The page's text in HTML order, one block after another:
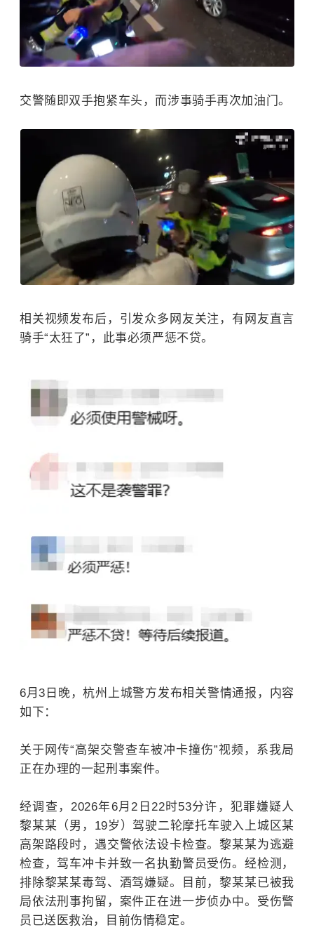
交警随即双手抱紧车头，而涉事骑手再次加油门。
相关视频发布后，引发众多网友关注，有网友直言
骑手“太狂了”，
此事必须严惩不贷。
6月3日晚，杭州上城警方发布相关警情通报，内容
如下：
关于网传“高架交警查车被冲卡撞伤”视频，系我局
正在办理的一起刑事案件。
经调查，2026年6月2日22时53分许，犯罪嫌疑人
黎某某（男，19岁）驾驶二轮摩托车驶入上城区某
高架路段时，遇交警依法设卡检查。黎某某为逃避
检查，驾车冲卡并致一名执勤警员受伤。经检测，
排除黎某某毒驾、酒驾嫌疑。目前，黎某某已被我
局依法刑事拘留，案件正在进一步侦办中。受伤警
员已送医救治，目前伤情稳定。